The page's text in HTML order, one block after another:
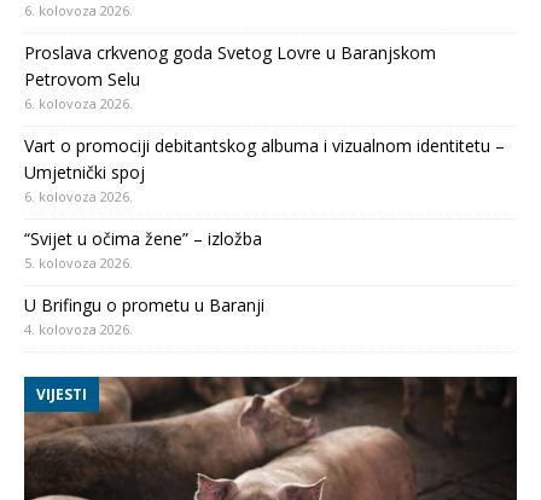
6. kolovoza 2026.
Proslava crkvenog goda Svetog Lovre u Baranjskom
Petrovom Selu
6. kolovoza 2026.
Vart o promociji debitantskog albuma i vizualnom identitetu –
Umjetnički spoj
6. kolovoza 2026.
“Svijet u očima žene” – izložba
5. kolovoza 2026.
U Brifingu o prometu u Baranji
4. kolovoza 2026.
VIJESTI